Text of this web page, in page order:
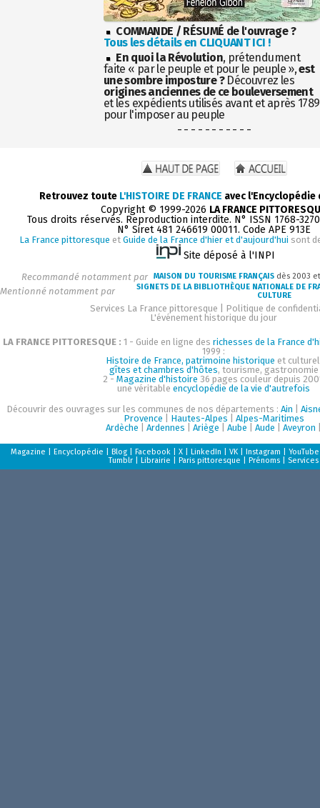
COMMANDE / RÉSUMÉ de l'ouvrage ?
Tous les détails en CLIQUANT ICI !
En quoi la Révolution, prétendument
faite « par le peuple et pour le peuple »,est
une sombre imposture ?Découvrez les
origines anciennes de ce bouleversement
et les expédients utilisés avant et après 1789
pour l'imposer au peuple
- - - - - - - - - - -
Retrouvez toute L'HISTOIRE DE FRANCE avec
Copyright © 1999-2026 LA FRANCE
Tous droits réservés. Reproduction interdite. N° ISSN 1768-
N° Siret 481 246619 00011. Code APE 913E
La France pittoresque et Guide de la France d'hier et d'aujourd'hui sont
Site déposé à l'INPI
Recommandé notamment par MAISON DU TOURISME FRANÇAIS dès 2003
Mentionné notamment par
SIGNETS DE LA BIBLIOTHÈQUE NATIONALE DE
CULTURE
Services La France pittoresque
Politique de
L'événement historique du jour
LA FRANCE PITTORESQUE : 1 - Guide en ligne des richesses de la France
1999 :
Histoire de France, patrimoine historique et
gîtes et chambres d'hôtes, tourisme, gastronomie
2 - Magazine d'histoire 36 pages couleur depuis
une véritableencyclopédie de la vie d'autrefois
Découvrir des ouvrages sur les communes de nos départements :Ain |
Provence
Hautes-Alpes
Alpes-Maritimes
Ardèche |Ardennes |Ariège |Aube |Aude |Aveyron
Magazine |Encyclopédie |Blog |Facebook |X |LinkedIn |VK |Instagram |YouTube
Tumblr |Librairie |Paris pittoresque |Prénoms Services